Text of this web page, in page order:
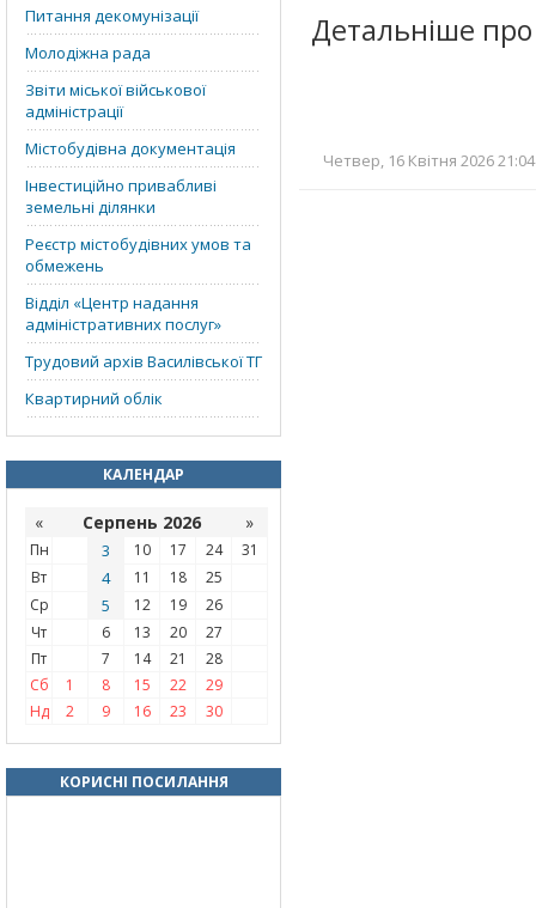
Питання декомунізації
Молодіжна рада
Звіти міської військової
адміністрації
Містобудівна документація
Інвестиційно привабливі
земельні ділянки
Реєстр містобудівних умов та
обмежень
Відділ «‎Центр надання
адміністративних послуг»
Трудовий архів Василівської ТГ
Квартирний облік
КАЛЕНДАР
« Серпень 2026 »
Пн 3 10 17 24
31
Вт
4 11 18
25
Ср
5 12 19
26
Чт
6 13 20
27
Пт
7 14 21
28
Сб
1 8 15 22
29
Нд
2 9 16 23 30
КОРИСНІ ПОСИЛАННЯ
Детальніше
Четвер, 16 Квітня 2026